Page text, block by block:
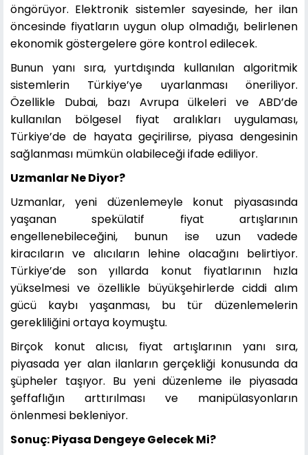
öngörüyor. Elektronik sistemler sayesinde, her ilan
öncesinde fiyatların uygun olup olmadığı, belirlenen
ekonomik göstergelere göre kontrol edilecek.
Bunun yanı sıra, yurtdışında kullanılan algoritmik
sistemlerin Türkiye’ye uyarlanması öneriliyor.
Özellikle Dubai, bazı Avrupa ülkeleri ve ABD’de
kullanılan bölgesel fiyat aralıkları uygulaması,
Türkiye’de de hayata geçirilirse, piyasa dengesinin
sağlanması mümkün olabileceği ifade ediliyor.
Uzmanlar Ne Diyor?
Uzmanlar, yeni düzenlemeyle konut piyasasında
yaşanan spekülatif fiyat artışlarının
engellenebileceğini, bunun ise uzun vadede
kiracıların ve alıcıların lehine olacağını belirtiyor.
Türkiye’de son yıllarda konut fiyatlarının hızla
yükselmesi ve özellikle büyükşehirlerde ciddi alım
gücü kaybı yaşanması, bu tür düzenlemelerin
gerekliliğini ortaya koymuştu.
Birçok konut alıcısı, fiyat artışlarının yanı sıra,
piyasada yer alan ilanların gerçekliği konusunda da
şüpheler taşıyor. Bu yeni düzenleme ile piyasada
şeffaflığın arttırılması ve manipülasyonların
önlenmesi bekleniyor.
Sonuç: Piyasa Dengeye Gelecek Mi?